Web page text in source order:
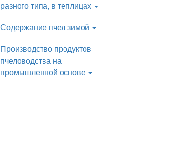
разного типа, в теплицах
Содержание пчел зимой
Производство продуктов
пчеловодства на
промышленной основе